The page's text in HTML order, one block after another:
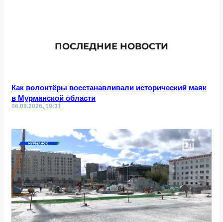
ПОСЛЕДНИЕ НОВОСТИ
Как волонтёры восстанавливали исторический маяк
в Мурманской области
06.08.2026, 19:31